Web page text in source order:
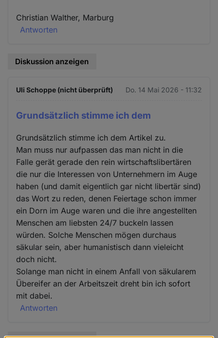
Christian Walther, Marburg
Antworten
Diskussion anzeigen
Uli Schoppe (nicht überprüft) Do. 14 Mai 2026 - 11:32
Grundsätzlich stimme ich dem
Grundsätzlich stimme ich dem Artikel zu.
Man muss nur aufpassen das man nicht in die
Falle gerät gerade den rein wirtschaftslibertären
die nur die Interessen von Unternehmern im Auge
haben (und damit eigentlich gar nicht libertär sind)
das Wort zu reden, denen Feiertage schon immer
ein Dorn im Auge waren und die ihre angestellten
Menschen am liebsten 24/7 buckeln lassen
würden. Solche Menschen mögen durchaus
säkular sein, aber humanistisch dann vieleicht
doch nicht.
Solange man nicht in einem Anfall von säkularem
Übereifer an der Arbeitszeit dreht bin ich sofort
mit dabei.
Antworten